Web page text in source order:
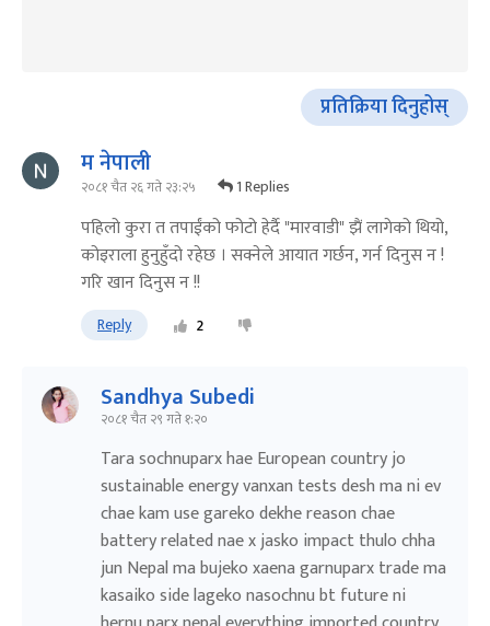
प्रतिक्रिया दिनुहोस्
म नेपाली
२०८१ चैत २६ गते २३:२५ 1 Replies
पहिलो कुरा त तपाईंको फोटो हेर्दै "मारवाडी" झैं लागेको थियो,
कोइराला हुनुहुँदो रहेछ । सक्नेले आयात गर्छन, गर्न दिनुस न !
गरि खान दिनुस न !!
Reply 2
Sandhya Subedi
२०८१ चैत २९ गते १:२०
Tara sochnuparx hae European country jo
sustainable energy vanxan tests desh ma ni ev
chae kam use gareko dekhe reason chae
battery related nae x jasko impact thulo chha
jun Nepal ma bujeko xaena garnuparx trade ma
kasaiko side lageko nasochnu bt future ni